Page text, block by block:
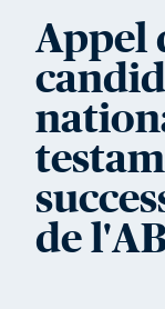
Appel
de